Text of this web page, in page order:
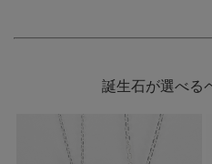
誕生石が選べる